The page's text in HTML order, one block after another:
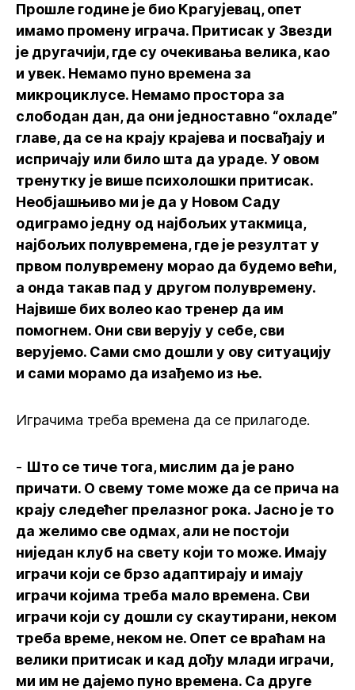
Прошле године је био Крагујевац, опет
имамо промену играча. Притисак у Звезди
је другачији, где су очекивања велика, као
и увек. Немамо пуно времена за
микроциклусе. Немамо простора за
слободан дан, да они једноставно “охладе”
главе, да се на крају крајева и посвађају и
испричају или било шта да ураде. У овом
тренутку је више психолошки притисак.
Необјашњиво ми је да у Новом Саду
одиграмо једну од најбољих утакмица,
најбољих полувремена, где је резултат у
првом полувремену морао да будемо већи,
а онда такав пад у другом полувремену.
Највише бих волео као тренер да им
помогнем. Они сви верују у себе, сви
верујемо. Сами смо дошли у ову ситуацију
и сами морамо да изађемо из ње.
Играчима треба времена да се прилагоде.
- Што се тиче тога, мислим да је рано
причати. О свему томе може да се прича на
крају следећег прелазног рока. Јасно је то
да желимо све одмах, али не постоји
ниједан клуб на свету који то може. Имају
играчи који се брзо адаптирају и имају
играчи којима треба мало времена. Сви
играчи који су дошли су скаутирани, неком
треба време, неком не. Опет се враћам на
велики притисак и кад дођу млади играчи,
ми им не дајемо пуно времена. Са друге